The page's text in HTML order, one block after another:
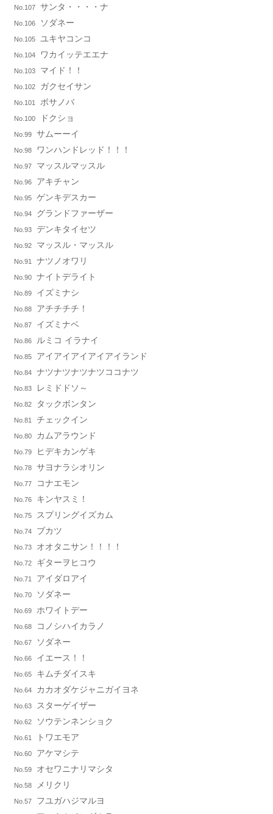
No.107 サンタ・・・・ナ
No.106 ソダネー
No.105 ユキヤコンコ
No.104 ワカイッテエエナ
No.103 マイド！！
No.102 ガクセイサン
No.101 ボサノバ
No.100 ドクショ
No.99 サムーーイ
No.98 ワンハンドレッド！！！
No.97 マッスルマッスル
No.96 アキチャン
No.95 ゲンキデスカー
No.94 グランドファーザー
No.93 デンキタイセツ
No.92 マッスル・マッスル
No.91 ナツノオワリ
No.90 ナイトデライト
No.89 イズミナシ
No.88 アチチチチ！
No.87 イズミナベ
No.86 ルミコ イラナイ
No.85 アイアイアイアイアイランド
No.84 ナツナツナツナツココナツ
No.83 レミドドソ～
No.82 タックボンタン
No.81 チェックイン
No.80 カムアラウンド
No.79 ヒデキカンゲキ
No.78 サヨナラシオリン
No.77 コナエモン
No.76 キンヤスミ！
No.75 スプリングイズカム
No.74 ブカツ
No.73 オオタニサン！！！！
No.72 ギターヲヒコウ
No.71 アイダロアイ
No.70 ソダネー
No.69 ホワイトデー
No.68 コノシハイカラノ
No.67 ソダネー
No.66 イエース！！
No.65 キムチダイスキ
No.64 カカオダケジャニガイヨネ
No.63 スターゲイザー
No.62 ソウテンネンショク
No.61 トワエモア
No.60 アケマシテ
No.59 オセワニナリマシタ
No.58 メリクリ
No.57 フユガハジマルヨ